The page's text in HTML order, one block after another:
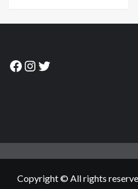
Facebook
Instagram
Twitter
Copyright © All rights